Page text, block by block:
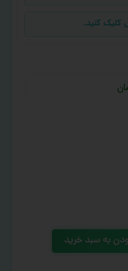
کلیک کنید.
به سبد خرید